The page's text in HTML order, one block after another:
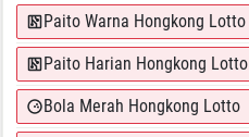
Paito Warna Hongkong Lotto
Paito Harian Hongkong Lotto
Bola Merah Hongkong Lotto